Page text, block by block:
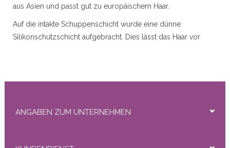
aus Asien und passt gut zu europäischem Haar.
Auf die intakte Schuppenschicht wurde eine dünne
Silikonschutzschicht aufgebracht. Dies lässt das Haar vor
Die Wachsverlängerungen können leicht mit der
Verfügbare Typen:Gerade (Lose), Lose Welle
ANGABEN ZUM UNTERNEHMEN